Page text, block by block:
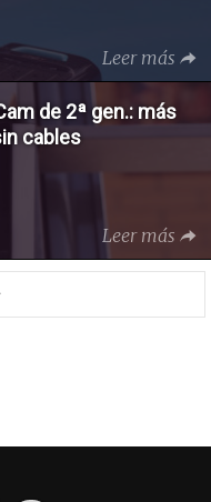
Leer más
de 2ª gen.: más
cables
Leer más